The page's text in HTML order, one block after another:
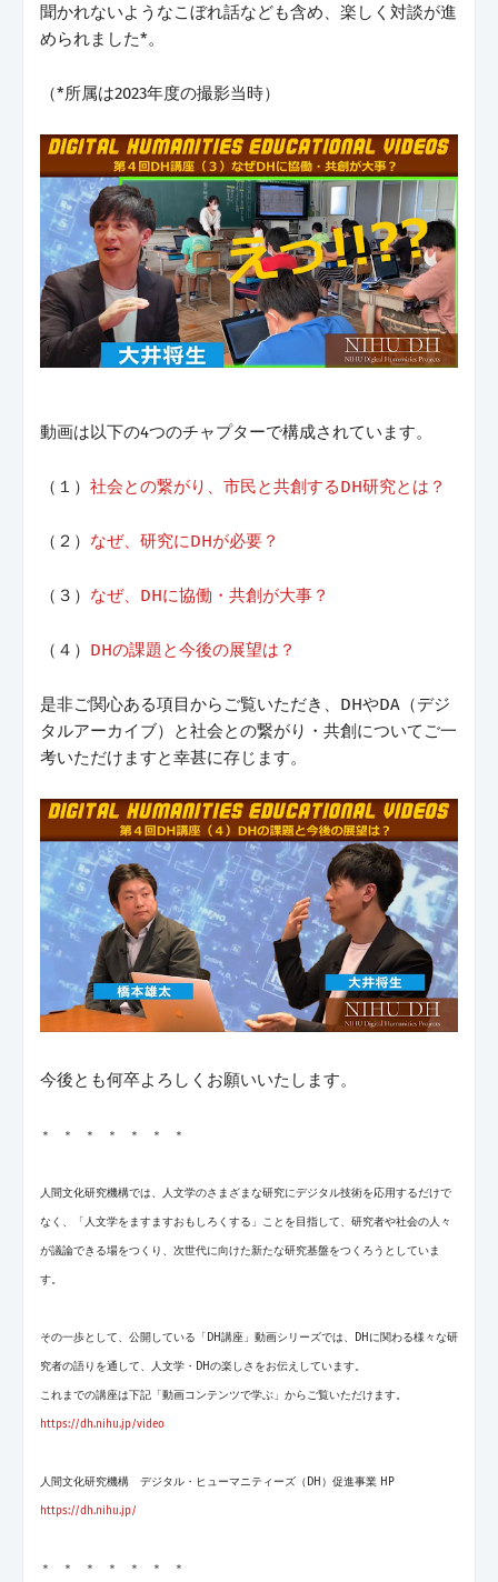
聞かれないようなこぼれ話なども含め、楽しく対談が進
められました*。
（*所属は2023年度の撮影当時）
動画は以下の4つのチャプターで構成されています。
（１） 社会との繋がり、市民と共創するDH研究とは？
（２） なぜ、研究にDHが必要？
（３） なぜ、DHに協働・共創が大事？
（４） DHの課題と今後の展望は？
是非ご関心ある項目からご覧いただき、DHやDA（デジ
タルアーカイブ）と社会との繋がり・共創についてご一
考いただけますと幸甚に存じます。
今後とも何卒よろしくお願いいたします。
＊ ＊ ＊ ＊ ＊ ＊ ＊
人間文化研究機構では、人文学のさまざまな研究にデジタル技術を応用するだけで
なく、「人文学をますますおもしろくする」ことを目指して、研究者や社会の人々
が議論できる場をつくり、次世代に向けた新たな研究基盤をつくろうとしていま
す。
その一歩として、公開している「DH講座」動画シリーズでは、DHに関わる様々な研
究者の語りを通して、人文学・DHの楽しさをお伝えしています。
これまでの講座は下記「動画コンテンツで学ぶ」からご覧いただけます。
https://dh.nihu.jp/video
人間文化研究機構 デジタル・ヒューマニティーズ（DH）促進事業 HP
https://dh.nihu.jp/
＊ ＊ ＊ ＊ ＊ ＊ ＊